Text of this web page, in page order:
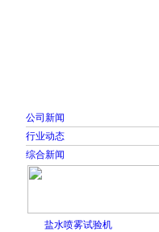
公司新闻
行业动态
综合新闻
盐水喷雾试验机